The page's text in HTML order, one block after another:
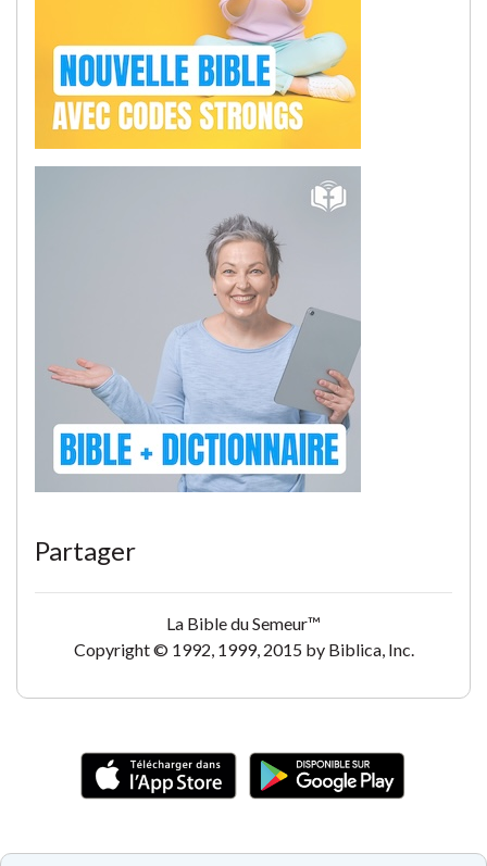
Partager
La Bible du Semeur™
Copyright © 1992, 1999, 2015 by Biblica, Inc.